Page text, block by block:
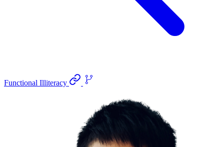
Functional Illiteracy